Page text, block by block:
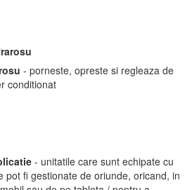
- porneste, opreste si regleaza de
conditionat
- unitatile care sunt echipate cu
pot fi gestionate de oriunde, oricand, in